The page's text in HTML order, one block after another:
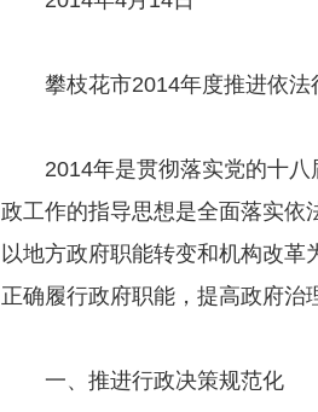
攀枝花市2014年度推进依法
2014年是贯彻落实党的十八
政工作的指导思想是全面落实依
以地方政府职能转变和机构改
正确履行政府职能，提高政府治
一、推进行政决策规范化